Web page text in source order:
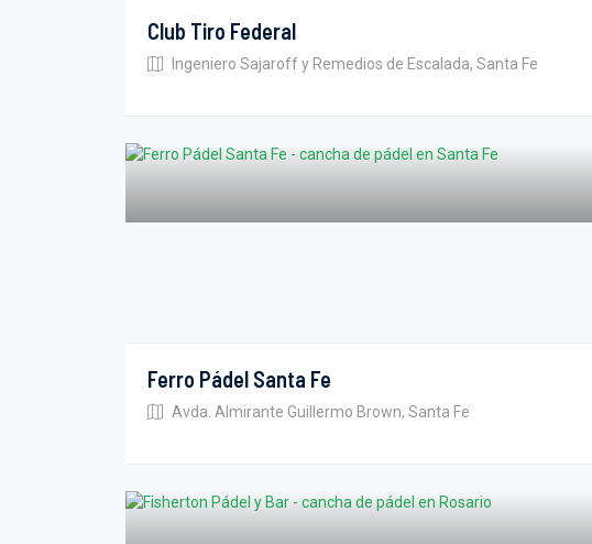
Club Tiro Federal
Ingeniero Sajaroff y Remedios de Escalada, Santa Fe
Ferro Pádel Santa Fe
Avda. Almirante Guillermo Brown, Santa Fe